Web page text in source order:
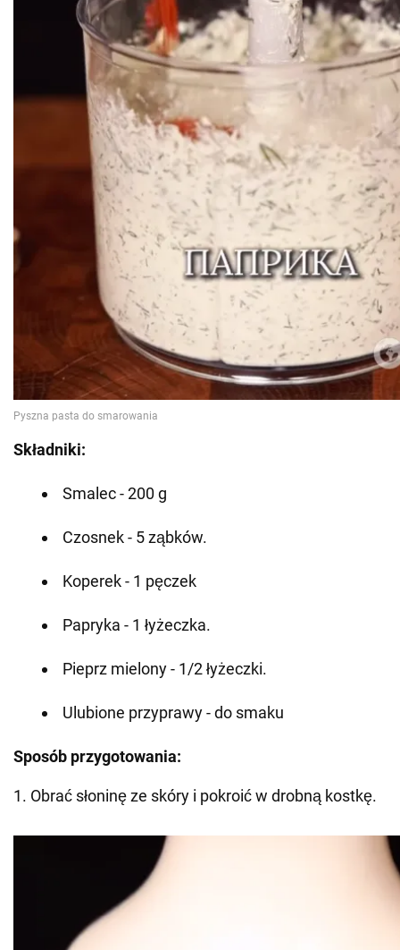
Składniki:
Smalec - 200 g
Czosnek - 5 ząbków.
Koperek - 1 pęczek
Papryka - 1 łyżeczka.
Pieprz mielony - 1/2 łyżeczki.
Ulubione przyprawy - do smaku
Sposób przygotowania:
1. Obrać słoninę ze skóry i pokroić w drobną kostkę.